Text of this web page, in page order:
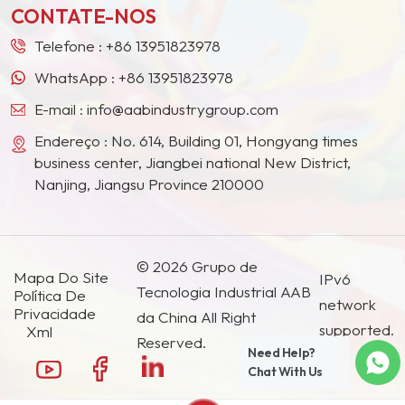
países e regiões.
CONTATE-NOS
Telefone : +86 13951823978
WhatsApp : +86 13951823978
E-mail : info@aabindustrygroup.com
Endereço : No. 614, Building 01, Hongyang times
business center, Jiangbei national New District,
Nanjing, Jiangsu Province 210000
Mapa Do Site
Política De
Privacidade
Xml
© 2026 Grupo de
Tecnologia Industrial AAB
da China All Right
Reserved.
IPv6
network
supported.
Need Help?
Chat With Us